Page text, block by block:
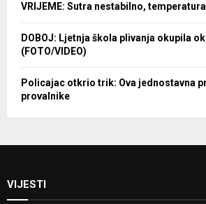
VRIJEME: Sutra nestabilno,
DOBOJ: Ljetnja škola plivanja okupila
(FOTO/VIDEO)
Policajac otkrio trik: Ova jednostavna
provalnike
VIJESTI